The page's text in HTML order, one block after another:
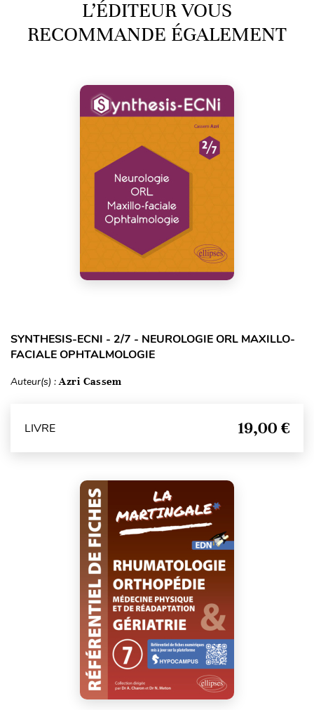
L’ÉDITEUR VOUS
RECOMMANDE ÉGALEMENT
SYNTHESIS-ECNI - 2/7 - NEUROLOGIE ORL MAXILLO-
FACIALE OPHTALMOLOGIE
Auteur(s) :Azri Cassem
LIVRE 19,00 €